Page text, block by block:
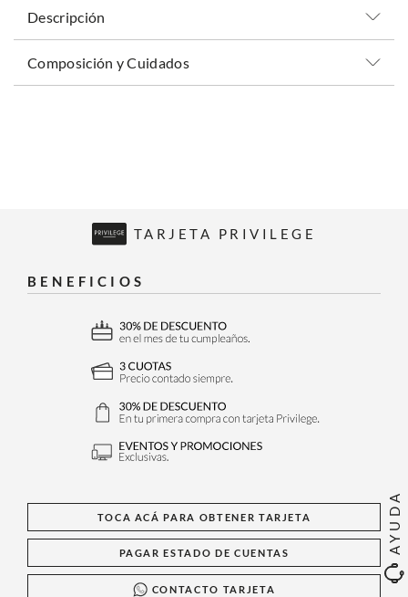
AYUDA
Descripción
Composición y Cuidados
TARJETA PRIVILEGE
BENEFICIOS
TOCA ACÁ PARA OBTENER TARJETA
PAGAR ESTADO DE CUENTAS
CONTACTO TARJETA